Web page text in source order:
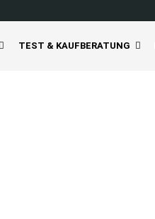
TEST & KAUFBERATUNG